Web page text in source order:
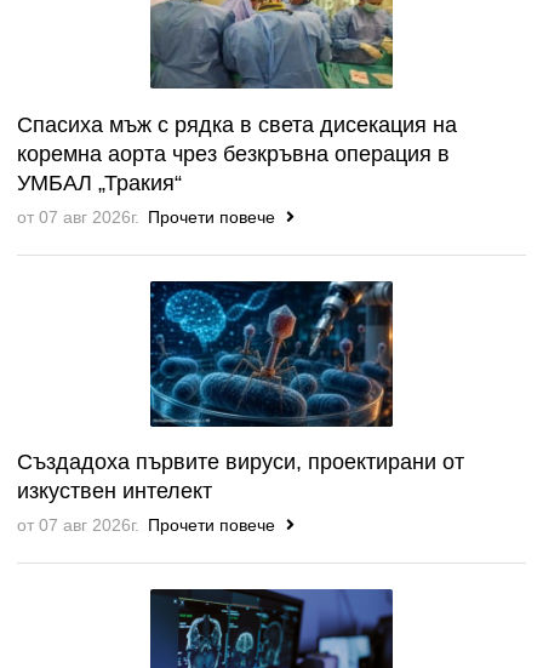
Спасиха мъж с рядка в света дисекация на
коремна аорта чрез безкръвна операция в
УМБАЛ „Тракия“
от 07 авг 2026г. Прочети повече
Създадоха първите вируси, проектирани от
изкуствен интелект
от 07 авг 2026г. Прочети повече